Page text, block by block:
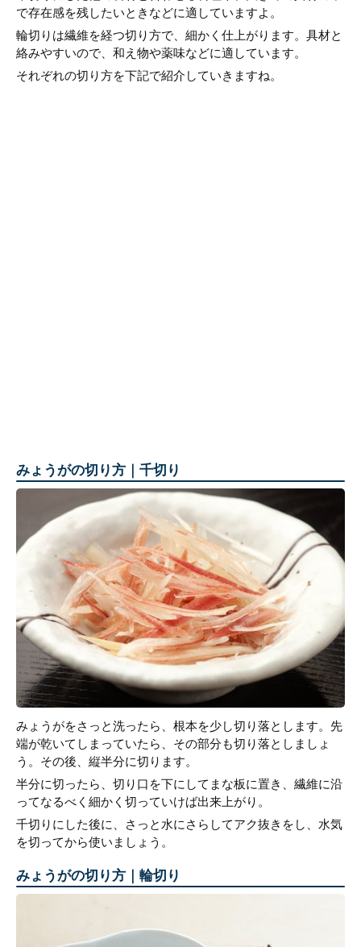
で存在感を残したいときなどに適していますよ。
輪切りは繊維を経つ切り方で、細かく仕上がります。具材と
絡みやすいので、和え物や薬味などに適しています。
それぞれの切り方を下記で紹介していきますね。
みょうがの切り方｜千切り
みょうがをさっと洗ったら、根本を少し切り落とします。先
端が乾いてしまっていたら、その部分も切り落としましょ
う。その後、縦半分に切ります。
半分に切ったら、切り口を下にしてまな板に置き、繊維に沿
ってなるべく細かく切っていけば出来上がり。
千切りにした後に、さっと水にさらしてアク抜きをし、水気
を切ってから使いましょう。
みょうがの切り方｜輪切り